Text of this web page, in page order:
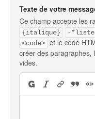
Texte de votre
Ce champ accepte les
{italique}
-*liste
<code> et le code
créer des paragraphes,
vides.